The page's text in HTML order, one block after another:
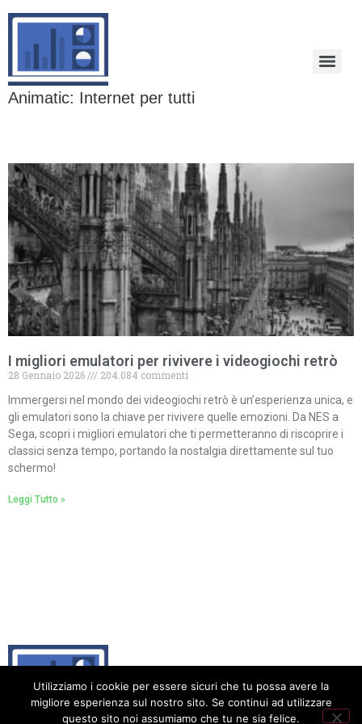
Animatic: Internet per tutti
I migliori emulatori per rivivere i videogiochi retrò
28 Gennaio 2026
204.084 commenti
Immergersi nel mondo dei videogiochi retrò è un’esperienza unica, e
gli emulatori sono la chiave per rivivere quelle emozioni. Da NES a
Sega, scopri i migliori emulatori che ti permetteranno di riscoprire i
classici senza tempo, portando la nostalgia direttamente sul tuo
schermo!
Leggi Tutto »
Utilizziamo i cookie per essere sicuri che tu possa avere la
migliore esperienza sul nostro sito. Se continui ad utilizzare
questo sito noi assumiamo che tu ne sia felice.